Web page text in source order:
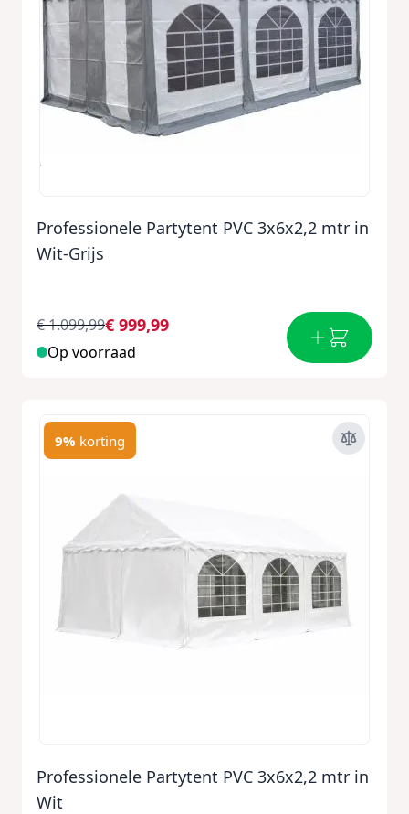
Professionele Partytent PVC 3x6x2,2 mtr in
Wit-Grijs
€ 999,99
€ 1.099,99
Op voorraad
9% korting
Professionele Partytent PVC 3x6x2,2 mtr in
Wit